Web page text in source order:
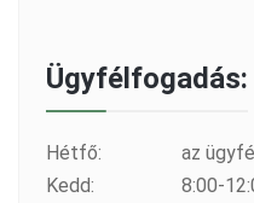
Ügyfélfogadás:
Hétfő:
az
Kedd:
8:00-